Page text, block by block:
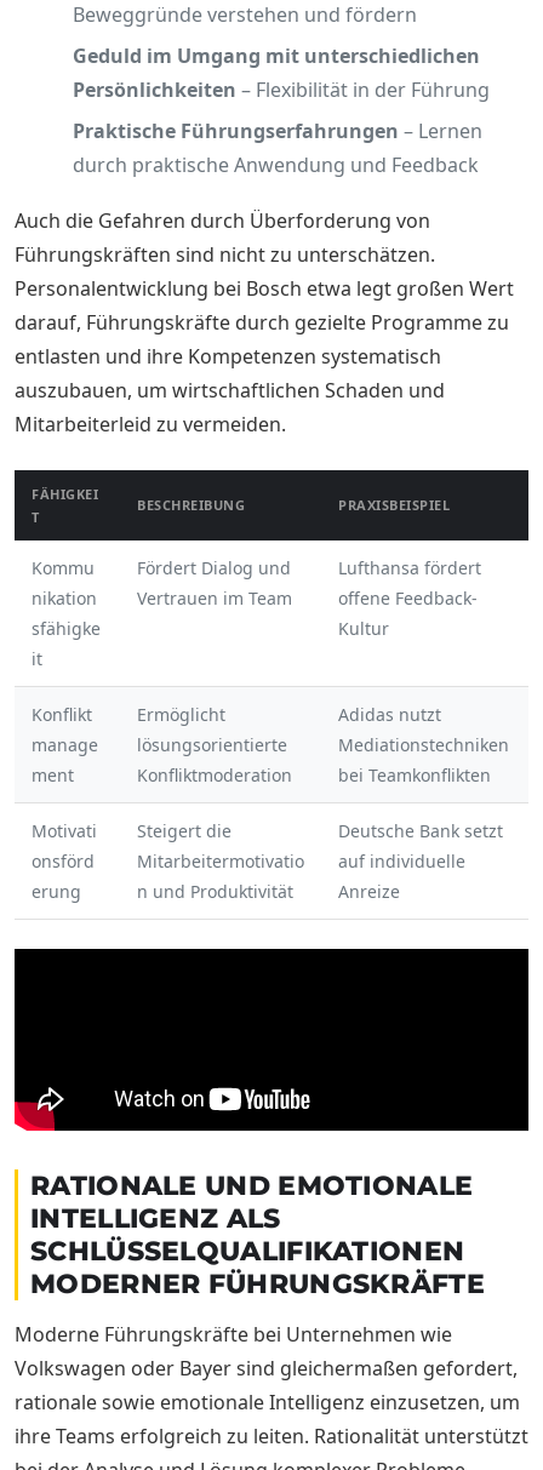
Beweggründe verstehen und fördern
Geduld im Umgang mit unterschiedlichen
Persönlichkeiten – Flexibilität in der Führung
Praktische Führungserfahrungen – Lernen
durch praktische Anwendung und Feedback
Auch die Gefahren durch Überforderung von
Führungskräften sind nicht zu unterschätzen.
Personalentwicklung bei Bosch etwa legt großen Wert
darauf, Führungskräfte durch gezielte Programme zu
entlasten und ihre Kompetenzen systematisch
auszubauen, um wirtschaftlichen Schaden und
Mitarbeiterleid zu vermeiden.
FÄHIGKEI
T
BESCHREIBUNG PRAXISBEISPIEL
Kommu
nikation
sfähigke
it
Fördert Dialog und
Vertrauen im Team
Lufthansa fördert
offene Feedback-
Kultur
Konflikt
manage
ment
Ermöglicht
lösungsorientierte
Konfliktmoderation
Adidas nutzt
Mediationstechniken
bei Teamkonflikten
Motivati
onsförd
erung
Steigert die
Mitarbeitermotivatio
n und Produktivität
Deutsche Bank setzt
auf individuelle
Anreize
RATIONALE UND EMOTIONALE
INTELLIGENZ ALS
SCHLÜSSELQUALIFIKATIONEN
MODERNER FÜHRUNGSKRÄFTE
Moderne Führungskräfte bei Unternehmen wie
Volkswagen oder Bayer sind gleichermaßen gefordert,
rationale sowie emotionale Intelligenz einzusetzen, um
ihre Teams erfolgreich zu leiten. Rationalität unterstützt